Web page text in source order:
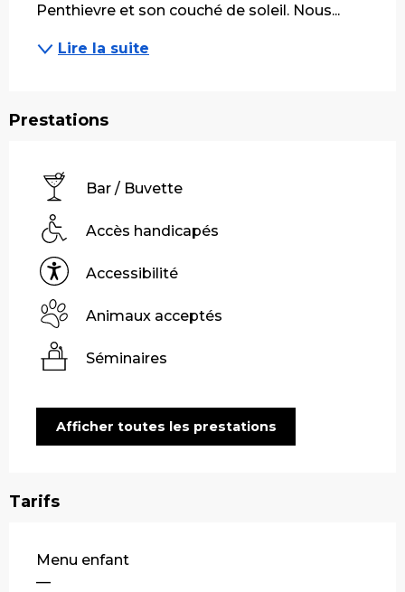
Penthievre et son couché de soleil. Nous...
Lire la suite
Prestations
Bar / Buvette
Accès handicapés
Accessibilité
Animaux acceptés
Séminaires
Afficher toutes les prestations
Tarifs
Tarifs 2026
Menu enfant
—